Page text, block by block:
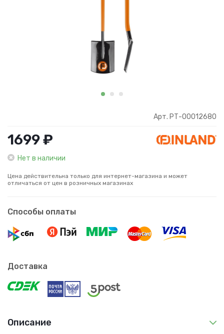
Арт. РТ-00012680
1699 ₽
Нет в наличии
Цена действительна только для интернет-магазина и может
отличаться от цен в розничных магазинах
Способы оплаты
Доставка
Описание